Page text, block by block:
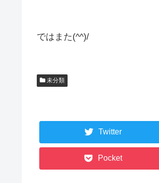
ではまた(^^)/
未分類
Twitter
Pocket